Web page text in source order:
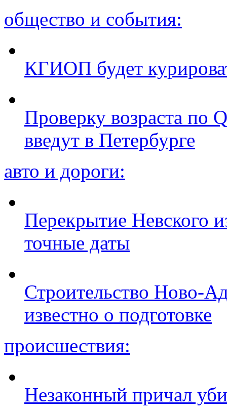
общество и события:
КГИОП будет
Проверку возраста по
введут в Петербурге
авто и дороги:
Перекрытие Невского
точные даты
Строительство Ново-
известно о подготовке
происшествия:
Незаконный причал